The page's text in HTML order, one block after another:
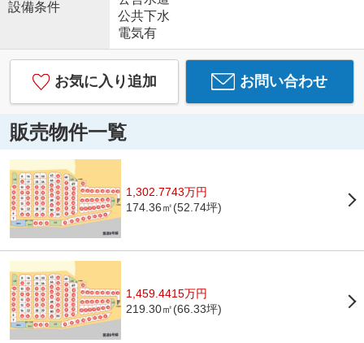
設備条件
公共下水
電気有
お気に入り追加 お問い合わせ
販売物件一覧
1,302.7743万円
174.36㎡(52.74坪)
1,459.4415万円
219.30㎡(66.33坪)